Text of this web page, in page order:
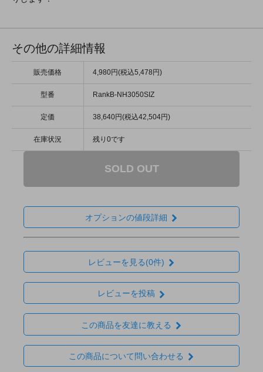
その他の詳細情報
販売価格 4,980円(税込5,478円)
型番 RankB-NH3050SIZ
定価 38,640円(税込42,504円)
在庫状況 残り0です
SOLD OUT
オプションの値段詳細
レビューを見る(0件)
レビューを投稿
この商品を友達に教える
この商品について問い合わせる